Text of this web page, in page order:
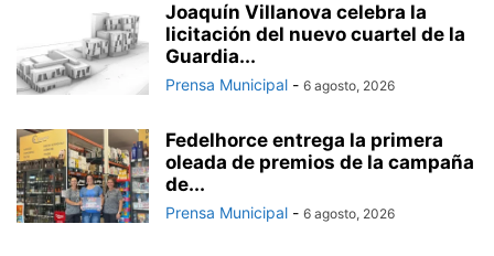
Joaquín Villanova celebra la
licitación del nuevo cuartel de la
Guardia...
Prensa Municipal - 6 agosto, 2026
Fedelhorce entrega la primera
oleada de premios de la campaña
de...
Prensa Municipal - 6 agosto, 2026